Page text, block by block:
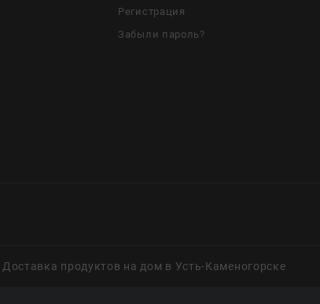
Регистрация
Забыли пароль?
Доставка продуктов на дом в Усть-Каменогорске